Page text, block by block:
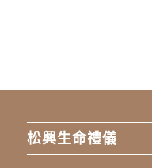
松興生命禮儀